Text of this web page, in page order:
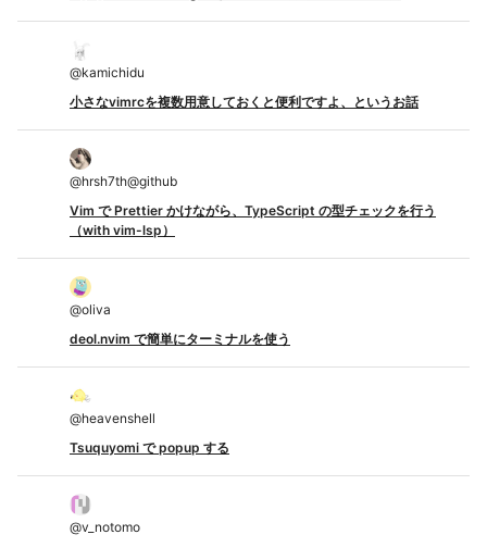
@kamichidu
小さなvimrcを複数用意しておくと便利ですよ、というお話
@hrsh7th@github
Vim で Prettier かけながら、TypeScript の型チェックを行う
（with vim-lsp）
@oliva
deol.nvim で簡単にターミナルを使う
@heavenshell
Tsuquyomi で popup する
@v_notomo